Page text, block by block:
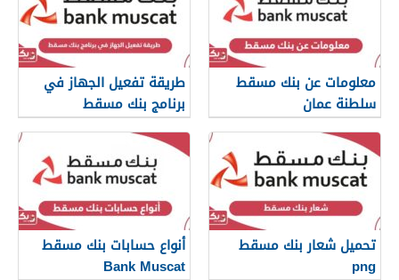
معلومات عن بنك مسقط
سلطنة عمان
طريقة تفعيل الجهاز في
برنامج بنك مسقط
تحميل شعار بنك مسقط
png
أنواع حسابات بنك مسقط
Bank Muscat